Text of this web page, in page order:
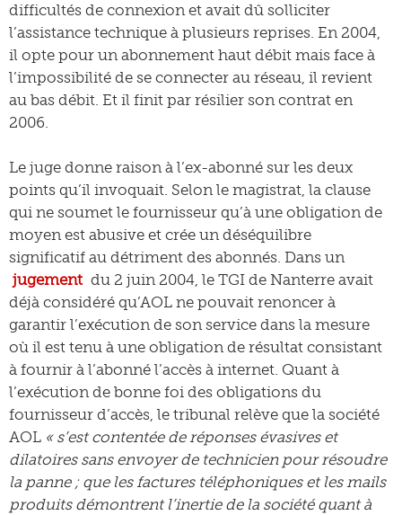
difficultés de connexion et avait dû solliciter
l’assistance technique à plusieurs reprises. En 2004,
il opte pour un abonnement haut débit mais face à
l’impossibilité de se connecter au réseau, il revient
au bas débit. Et il finit par résilier son contrat en
2006.
Le juge donne raison à l’ex-abonné sur les deux
points qu’il invoquait. Selon le magistrat, la clause
qui ne soumet le fournisseur qu’à une obligation de
moyen est abusive et crée un déséquilibre
significatif au détriment des abonnés. Dans un
jugement du 2 juin 2004, le TGI de Nanterre avait
déjà considéré qu’AOL ne pouvait renoncer à
garantir l’exécution de son service dans la mesure
où il est tenu à une obligation de résultat consistant
à fournir à l’abonné l’accès à internet. Quant à
l’exécution de bonne foi des obligations du
fournisseur d’accès, le tribunal relève que la société
AOL « s’est contentée de réponses évasives et
dilatoires sans envoyer de technicien pour résoudre
la panne ; que les factures téléphoniques et les mails
produits démontrent l’inertie de la société quant à